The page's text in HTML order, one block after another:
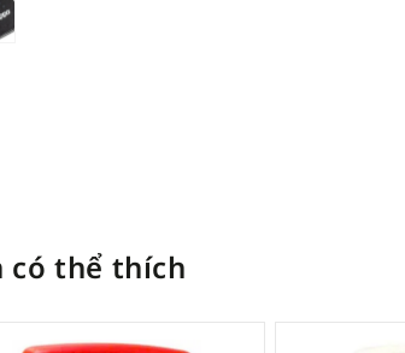
có thể thích